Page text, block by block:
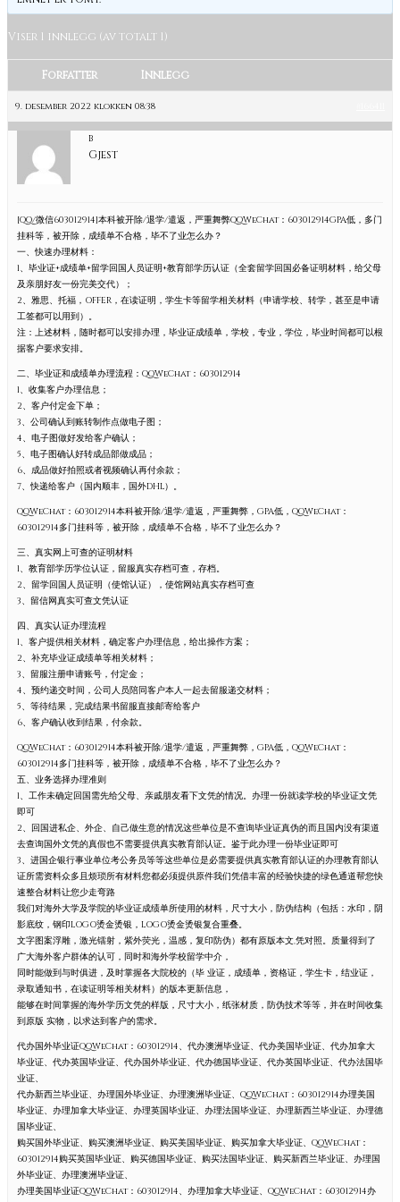
Viser 1 innlegg (av totalt 1)
Forfatter Innlegg
9. desember 2022 klokken 08:38
B
Gjest
[QQ/微信603012914]本科被开除/退学/遣返，严重舞弊QQWeChat：603012914GPA低，多门
挂科等，被开除，成绩单不合格，毕不了业怎么办？
一、快速办理材料：
1、毕业证+成绩单+留学回国人员证明+教育部学历认证（全套留学回国必备证明材料，给父母
及亲朋好友一份完美交代）；
2、雅思、托福，OFFER，在读证明，学生卡等留学相关材料（申请学校、转学，甚至是申请
工签都可以用到）。
注：上述材料，随时都可以安排办理，毕业证成绩单，学校，专业，学位，毕业时间都可以根
据客户要求安排。
二、毕业证和成绩单办理流程：QQWeChat：603012914
1、收集客户办理信息；
2、客户付定金下单；
3、公司确认到账转制作点做电子图；
4、电子图做好发给客户确认；
5、电子图确认好转成品部做成品；
6、成品做好拍照或者视频确认再付余款；
7、快递给客户（国内顺丰，国外DHL）。
QQWeChat：603012914本科被开除/退学/遣返，严重舞弊，GPA低，QQWeChat：
603012914多门挂科等，被开除，成绩单不合格，毕不了业怎么办？
三、真实网上可查的证明材料
1、教育部学历学位认证，留服真实存档可查，存档。
2、留学回国人员证明（使馆认证），使馆网站真实存档可查
3、留信网真实可查文凭认证
四、真实认证办理流程
1、客户提供相关材料，确定客户办理信息，给出操作方案；
2、补充毕业证成绩单等相关材料；
3、留服注册申请账号，付定金；
4、预约递交时间，公司人员陪同客户本人一起去留服递交材料；
5、等待结果，完成结果书留服直接邮寄给客户
6、客户确认收到结果，付余款。
QQWeChat：603012914本科被开除/退学/遣返，严重舞弊，GPA低，QQWeChat：
603012914多门挂科等，被开除，成绩单不合格，毕不了业怎么办？
五、业务选择办理准则
1、工作未确定回国需先给父母、亲戚朋友看下文凭的情况。办理一份就读学校的毕业证文凭
即可
2、回国进私企、外企、自己做生意的情况这些单位是不查询毕业证真伪的而且国内没有渠道
去查询国外文凭的真假也不需要提供真实教育部认证。鉴于此办理一份毕业证即可
3、进国企银行事业单位考公务员等等这些单位是必需要提供真实教育部认证的办理教育部认
证所需资料众多且烦琐所有材料您都必须提供原件我们凭借丰富的经验快捷的绿色通道帮您快
速整合材料让您少走弯路
我们对海外大学及学院的毕业证成绩单所使用的材料，尺寸大小，防伪结构（包括：水印，阴
影底纹，钢印LOGO烫金烫银，LOGO烫金烫银复合重叠。
文字图案浮雕，激光镭射，紫外荧光，温感，复印防伪）都有原版本文,凭对照。质量得到了
广大海外客户群体的认可，同时和海外学校留学中介，
同时能做到与时俱进，及时掌握各大院校的（毕 业证，成绩单，资格证，学生卡，结业证，
录取通知书，在读证明等相关材料）的版本更新信息，
能够在时间掌握的海外学历文凭的样版，尺寸大小，纸张材质，防伪技术等等，并在时间收集
到原版 实物，以求达到客户的需求。
代办国外毕业证QQWeChat：603012914、代办澳洲毕业证、代办美国毕业证、代办加拿大
毕业证、代办英国毕业证、代办国外毕业证、代办德国毕业证、代办英国毕业证、代办法国毕
业证、
代办新西兰毕业证、办理国外毕业证、办理澳洲毕业证、QQWeChat：603012914办理美国
毕业证、办理加拿大毕业证、办理英国毕业证、办理法国毕业证、办理新西兰毕业证、办理德
国毕业证、
购买国外毕业证、购买澳洲毕业证、购买美国毕业证、购买加拿大毕业证、QQWeChat：
603012914购买英国毕业证、购买德国毕业证、购买法国毕业证、购买新西兰毕业证、办理国
外毕业证、办理澳洲毕业证、
办理美国毕业证QQWeChat：603012914、办理加拿大毕业证、QQWeChat：603012914办